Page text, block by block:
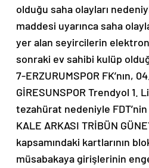
olduğu saha olayları
maddesi uyarınca saha
yer alan seyircilerin
sonraki ev sahibi kulüp
7-ERZURUMSPOR FK’nın,
GİRESUNSPOR Trendyol
tezahürat nedeniyle
KALE ARKASI TRİBÜN
kapsamındaki kartlarının
müsabakaya girişlerinin